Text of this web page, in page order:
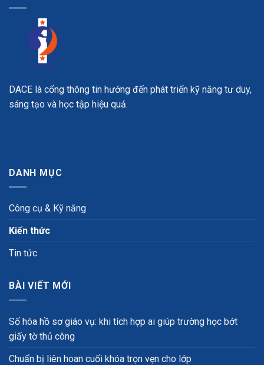
DACE là cổng thông tin hướng đến phát triển kỹ năng tư duy,
sáng tạo và học tập hiệu quả.
DANH MỤC
Công cụ & Kỹ năng
Kiến thức
Tin tức
BÀI VIẾT MỚI
Số hóa hồ sơ giáo vụ: khi tích hợp ai giúp trường học bớt
giấy tờ thủ công
Chuẩn bị liên hoan cuối khóa trọn vẹn cho lớp